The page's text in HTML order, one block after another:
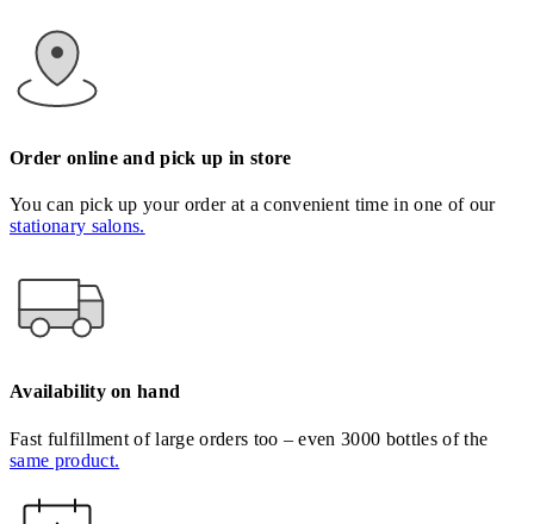
Order online and pick up in store
You can pick up your order at a convenient time in one of our
stationary salons.
Availability on hand
Fast fulfillment of large orders too – even 3000 bottles of the
same product.